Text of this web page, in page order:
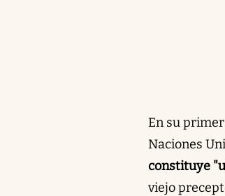
En su
Naciones
constituye
viejo